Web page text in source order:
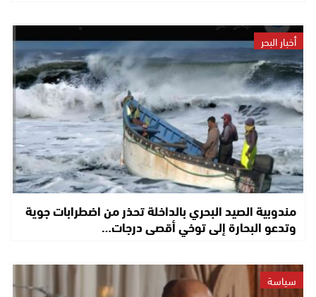
أخبار البحر
مندوبية الصيد البحري بالداخلة تحذر من اضطرابات جوية
وتدعو البحارة إلى توخي أقصى درجات…
سياسة